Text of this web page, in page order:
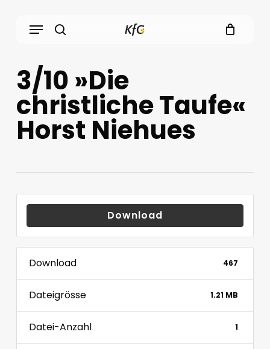
Menu
3/10 »Die
christliche Taufe«
Horst Niehues
Download
Download 467
Dateigrösse 1.21 MB
Datei-Anzahl 1